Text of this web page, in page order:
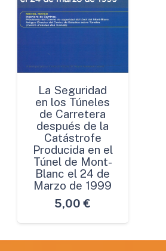
La Seguridad
en los Túneles
de Carretera
después de la
Catástrofe
Producida en el
Túnel de Mont-
Blanc el 24 de
Marzo de 1999
5,00 €